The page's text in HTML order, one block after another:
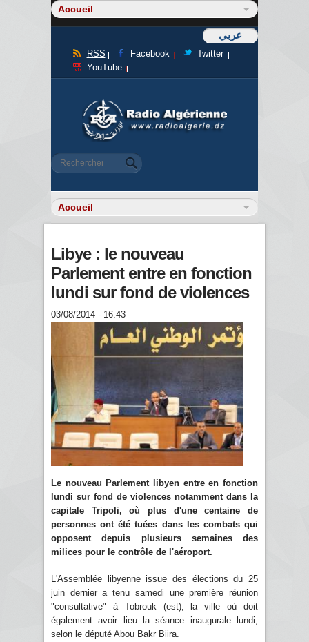
عربي
RSS Facebook
Twitter
YouTube
Formulaire de recherche
Rechercher
Libye : le nouveau
Parlement entre en fonction
lundi sur fond de violences
03/08/2014 - 16:43
Le nouveau Parlement libyen entre en fonction
lundi sur fond de violences notamment dans la
capitale Tripoli, où plus d'une centaine de
personnes ont été tuées dans les combats qui
opposent depuis plusieurs semaines des
milices pour le contrôle de l'aéroport.
L'Assemblée libyenne issue des élections du 25
juin dernier a tenu samedi une première réunion
"consultative" à Tobrouk (est), la ville où doit
également avoir lieu la séance inaugurale lundi,
selon le député Abou Bakr Biira.